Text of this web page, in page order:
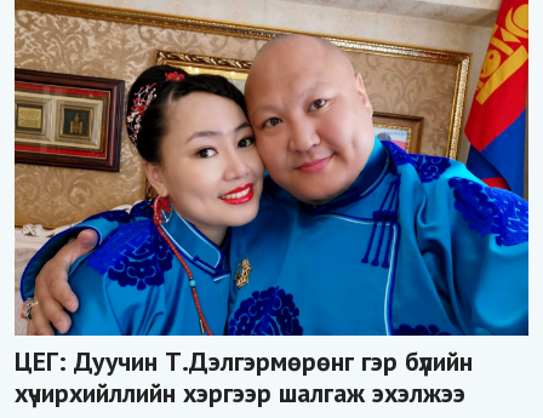
ЦЕГ: Дуучин Т.Дэлгэрмөрөнг гэр бүлийн
хүчирхийллийн хэргээр шалгаж эхэлжээ